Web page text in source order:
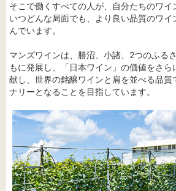
そこで働くすべての人が、自分たちのワイ
いつどんな局面でも、より良い品質のワイ
んでいます。
マンズワインは、勝沼、小諸、2つのふる
もに発展し、「日本ワイン」の価値をさ
献し、世界の銘醸ワインと肩を並べる品質
ナリーとなることを目指しています。